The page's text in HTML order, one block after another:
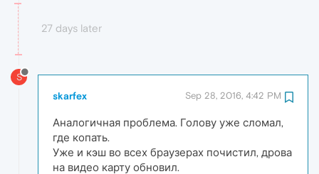
27 days later
S
skarfex Sep 28, 2016, 4:42 PM
Аналогичная проблема. Голову уже сломал,
где копать.
Уже и кэш во всех браузерах почистил, дрова
на видео карту обновил.